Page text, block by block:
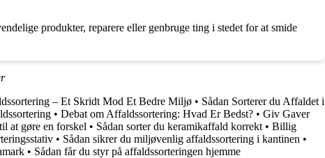
produkter, reparere eller genbruge ting i stedet for at smide
– Et Skridt Mod Et Bedre Miljø • Sådan Sorterer du Affaldet i
• Debat om Affaldssortering: Hvad Er Bedst? • Giv Gaver
at gøre en forskel • Sådan sorter du keramikaffald korrekt • Billig
• Sådan sikrer du miljøvenlig affaldssortering i kantinen •
• Sådan får du styr på affaldssorteringen hjemme